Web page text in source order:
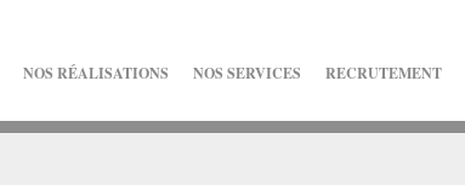
NOS RÉALISATIONS NOS SERVICES RECRUTEMENT